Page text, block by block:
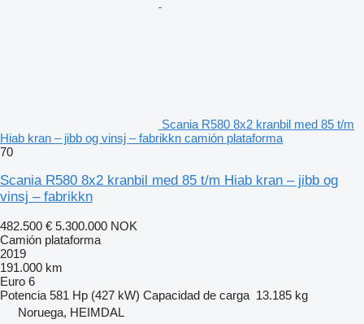
Scania R580 8x2 kranbil med 85 t/m
Hiab kran – jibb og vinsj – fabrikkn camión plataforma
70
Scania R580 8x2 kranbil med 85 t/m Hiab kran – jibb og
vinsj – fabrikkn
482.500 € 5.300.000 NOK
Camión plataforma
2019
191.000 km
Euro 6
Potencia 581 Hp (427 kW) Capacidad de carga 13.185 kg
Noruega, HEIMDAL